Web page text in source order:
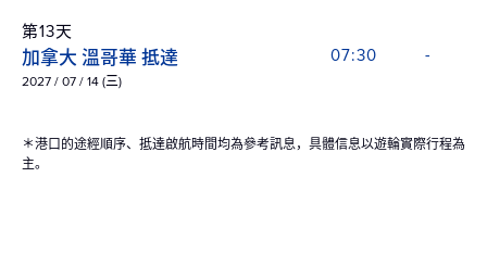
第13天
加拿大 溫哥華 抵達
2027 / 07 / 14 (三)
07:30 -
＊港口的途經順序、抵達啟航時間均為參考訊息，具體信息以遊輪實際行程為
主。